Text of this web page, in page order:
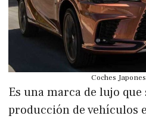
Coches
Es una marca de lujo que
producción de vehículos